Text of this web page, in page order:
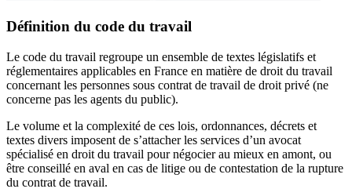
Définition du code du travail
Le code du travail regroupe un ensemble de textes législatifs et
réglementaires applicables en France en matière de droit du travail
concernant les personnes sous contrat de travail de droit privé (ne
concerne pas les agents du public).
Le volume et la complexité de ces lois, ordonnances, décrets et
textes divers imposent de s’attacher les services d’un avocat
spécialisé en droit du travail pour négocier au mieux en amont, ou
être conseillé en aval en cas de litige ou de contestation de la rupture
du contrat de travail.